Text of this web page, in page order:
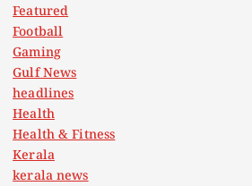
Featured
Football
Gaming
Gulf News
headlines
Health
Health & Fitness
Kerala
kerala news